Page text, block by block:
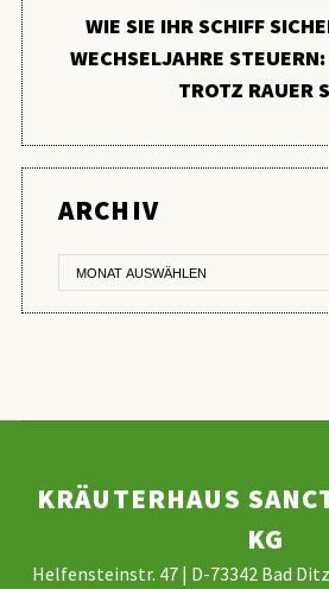
WIE SIE IHR SCHIFF
WECHSELJAHRE
TROTZ RAUER
ARCHIV
KRÄUTERHAUS
KG
Helfensteinstr. 47 | D-73342 Bad